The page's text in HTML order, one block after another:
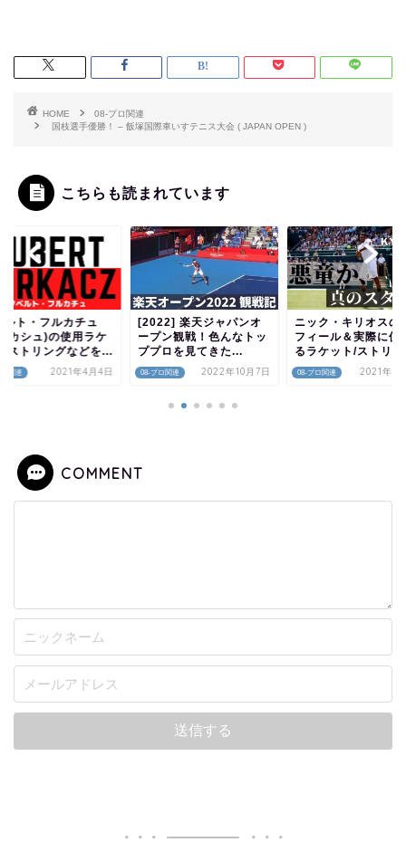
HOME
08-プロ関連
国枝選手優勝！ – 飯塚国際車いすテニス大会 ( JAPAN OPEN )
こちらも読まれています
関連
楽天ジャパンオ
ン観戦！色んなトッ
ロを見てきた...
2022年10月7日 08-プロ関連
ニック・キリオスのプロ
フィール＆実際に使用す
るラケット/ストリング...
2021年2月11日
ヤクブ・メンシーク
用するラケットやス
ングについて調べて
た...
COMMENT